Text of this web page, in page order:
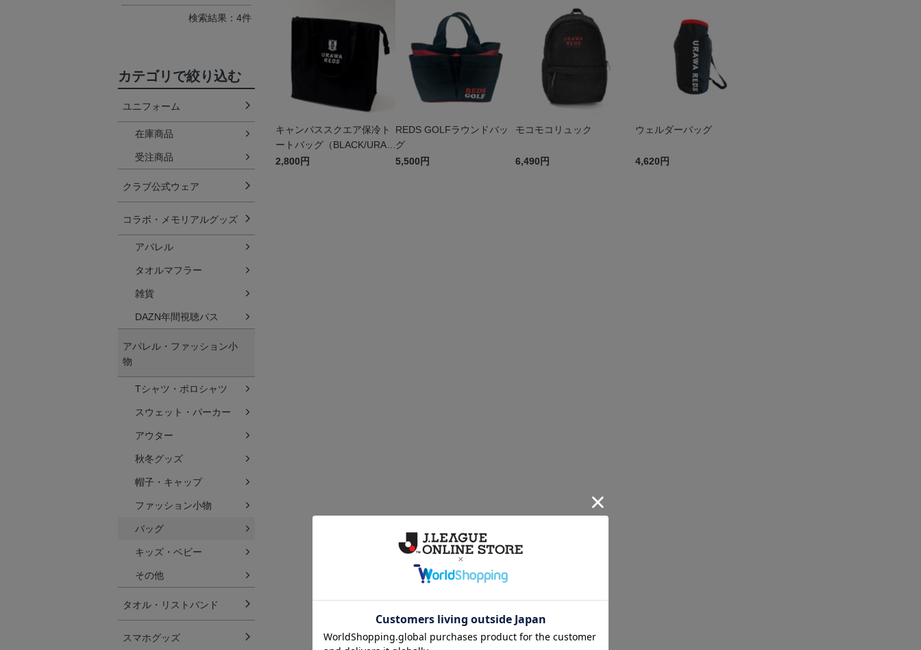
キャンバススクエア保冷ト
ートバッグ（BLACK/URAW
A REDS）
2,800円
REDS GOLFラウンドバッ
グ
5,500円
モコモコリュック
6,490円
ウェルダーバッグ
4,620円
検索結果：4件
カテゴリで絞り込む
ユニフォーム
在庫商品
受注商品
クラブ公式ウェア
コラボ・メモリアルグッズ
アパレル
タオルマフラー
雑貨
DAZN年間視聴パス
アパレル・ファッション小
物
Tシャツ・ポロシャツ
スウェット・パーカー
アウター
秋冬グッズ
帽子・キャップ
ファッション小物
バッグ
キッズ・ベビー
その他
タオル・リストバンド
スマホグッズ